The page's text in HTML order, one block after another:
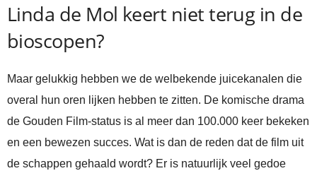
Linda de Mol keert niet terug in de
bioscopen?
Maar gelukkig hebben we de welbekende juicekanalen die
overal hun oren lijken hebben te zitten. De komische drama
de Gouden Film-status is al meer dan 100.000 keer bekeken
en een bewezen succes. Wat is dan de reden dat de film uit
de schappen gehaald wordt? Er is natuurlijk veel gedoe